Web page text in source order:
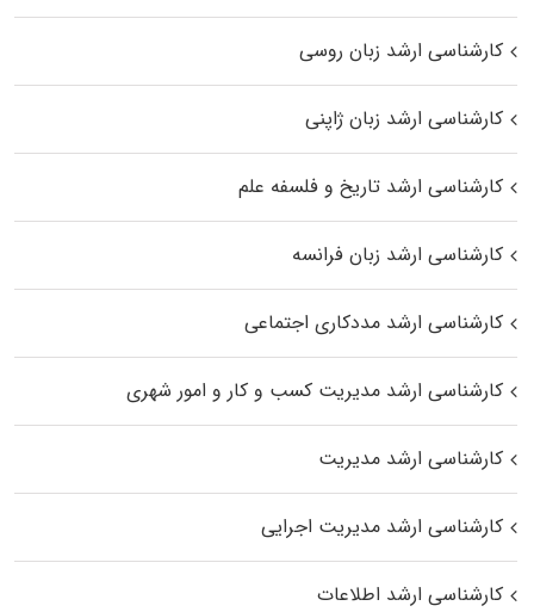
کارشناسی ارشد زبان روسی
کارشناسی ارشد زبان ژاپنی
کارشناسی ارشد تاریخ و فلسفه علم
کارشناسی ارشد زبان فرانسه
کارشناسی ارشد مددکاری اجتماعی
کارشناسی ارشد مدیریت کسب و کار و امور شهری
کارشناسی ارشد مدیریت
کارشناسی ارشد مدیریت اجرایی
کارشناسی ارشد اطلاعات